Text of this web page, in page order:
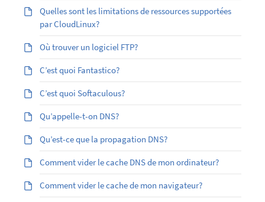
Quelles sont les limitations de ressources supportées
par CloudLinux?
Où trouver un logiciel FTP?
C’est quoi Fantastico?
C’est quoi Softaculous?
Qu’appelle-t-on DNS?
Qu’est-ce que la propagation DNS?
Comment vider le cache DNS de mon ordinateur?
Comment vider le cache de mon navigateur?